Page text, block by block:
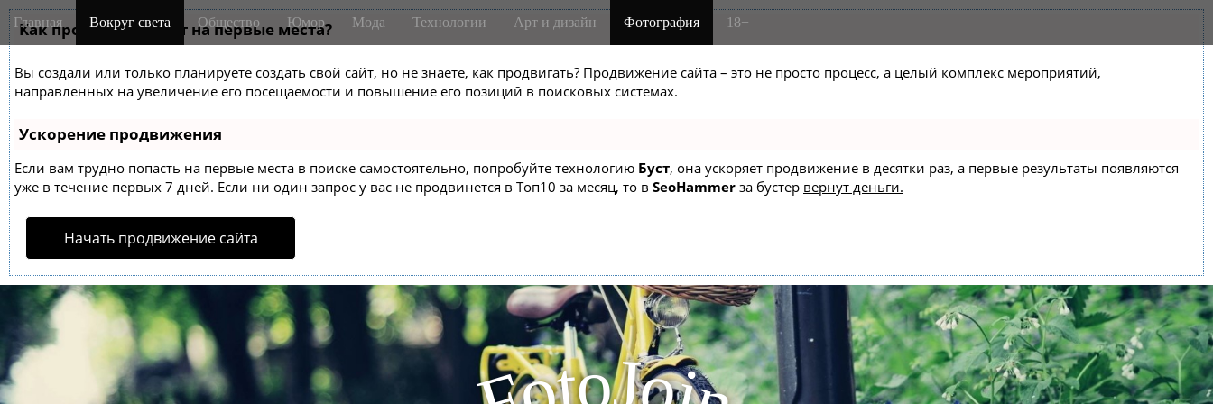
Как продвинуть сайт на первые места?
Вы создали или только планируете создать свой сайт, но не знаете, как продвигать? Продвижение сайта – это не просто процесс, а целый комплекс мероприятий,
направленных на увеличение его посещаемости и повышение его позиций в поисковых системах.
Ускорение продвижения
Если вам трудно попасть на первые места в поиске самостоятельно, попробуйте технологию Буст, она ускоряет продвижение в десятки раз, а первые результаты появляются
уже в течение первых 7 дней. Если ни один запрос у вас не продвинется в Топ10 за месяц, то в SeoHammer за бустер вернут деньги.
Начать продвижение сайта
M
a
n
m
e
n
u
i
Главная Вокруг света Общество Юмор Мода Технологии Арт и дизайн Фотография 18+
toJ